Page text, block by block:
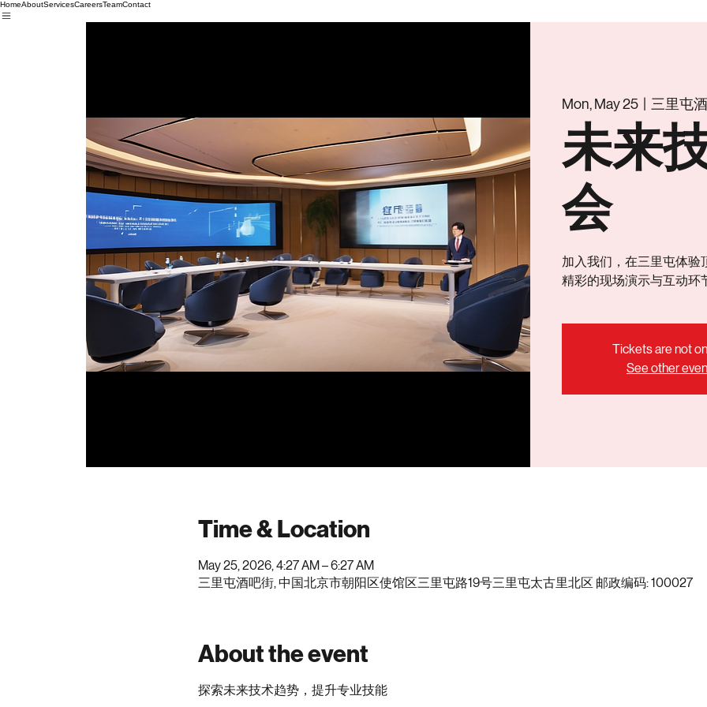
HomeAboutServicesCareersTeamContact
Mon, May 25 三里屯
未来
会
加入我们，在三里屯体验
精彩的现场演示与互动环
Tickets are not
See other
Time & Location
May 25, 2026, 4:27 AM – 6:27 AM
三里屯酒吧街, 中国北京市朝阳区使馆区三里屯路19号三里屯太古里北区 邮政编码: 100027
About the event
探索未来技术趋势，提升专业技能